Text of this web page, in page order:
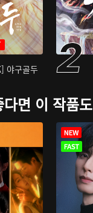
야구골두
면 이 작품도